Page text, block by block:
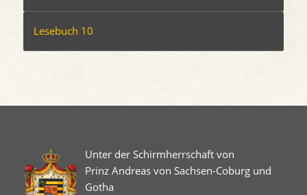
Lesebuch 10
Unter der Schirmherrschaft von
Prinz Andreas von Sachsen-Coburg und
Gotha